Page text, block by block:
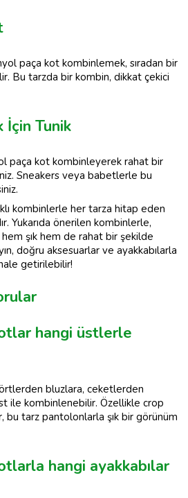
paça kot kombinlemek, sıradan bir
Bu tarzda bir kombin, dikkat çekici
İçin Tunik
paça kot kombinleyerek rahat bir
Sneakers veya babetlerle bu
kombinlerle her tarza hitap eden
Yukarıda önerilen kombinlerle,
hem şık hem de rahat bir şekilde
doğru aksesuarlar ve ayakkabılarla
getirilebilir!
hangi üstlerle
bluzlara, ceketlerden
ile kombinlenebilir. Özellikle crop
tarz pantolonlarla şık bir görünüm
hangi ayakkabılar